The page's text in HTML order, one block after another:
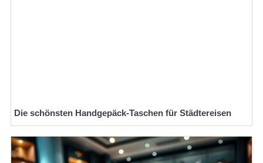
Die schönsten Handgepäck-Taschen für Städtereisen